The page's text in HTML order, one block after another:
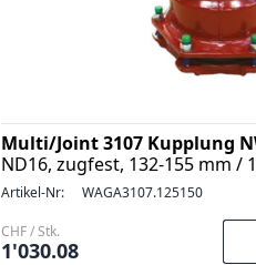
Multi/Joint 3107 Kupplung
ND16, zugfest, 132-155 mm /
Artikel-Nr: WAGA3107.125150
CHF / Stk.
1'030.08